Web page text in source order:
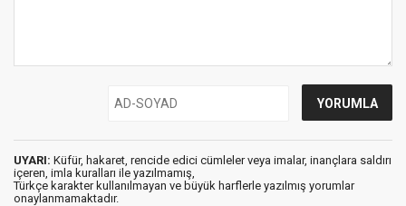
UYARI: Küfür, hakaret, rencide edici cümleler veya imalar, inançlara saldırı
içeren, imla kuralları ile yazılmamış,
Türkçe karakter kullanılmayan ve büyük harflerle yazılmış yorumlar
onaylanmamaktadır.